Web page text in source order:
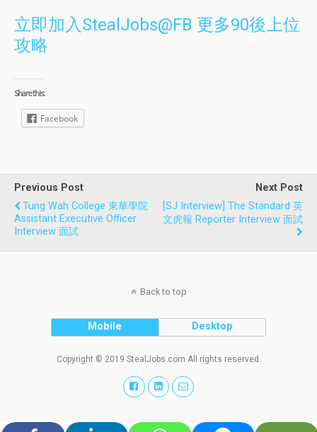
立即加入StealJobs@FB 更多90後上位
攻略
Share this:
Facebook
Previous Post
Tung Wah College 東華學院
Assistant Executive Officer
Interview 面試
Next Post
[SJ Interview] The Standard 英
文虎報 Reporter Interview 面試
Back to top
Mobile Desktop
Copyright © 2019 StealJobs.com All rights reserved.